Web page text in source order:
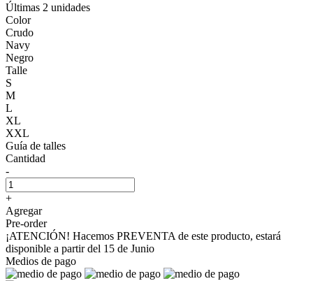
Últimas 2 unidades
Color
Crudo
Navy
Negro
Talle
S
M
L
XL
XXL
Guía de talles
Cantidad
-
+
Agregar
Pre-order
¡ATENCIÓN! Hacemos PREVENTA de este producto, estará
disponible a partir del 15 de Junio
Medios de pago